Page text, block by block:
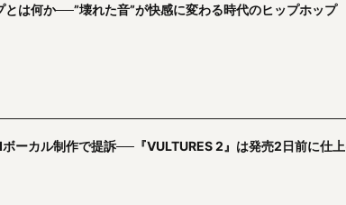
とは何か──”壊れた音”が快感に変わる時代のヒップホップ
ーカル制作で提訴──『VULTURES 2』は発売2日前に仕